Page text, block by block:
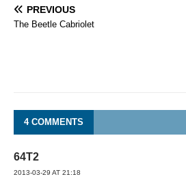
PREVIOUS
The Beetle Cabriolet
4 COMMENTS
64T2
2013-03-29 AT 21:18